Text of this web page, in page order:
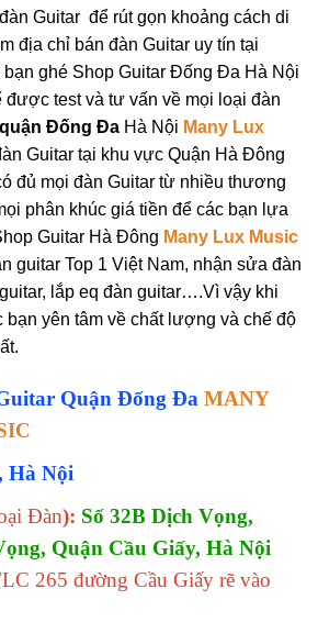
Guitar để rút gọn khoảng cách di
địa chỉ bán đàn Guitar uy tín tại
ghé Shop Guitar Đống Đa Hà Nội
được test và tư vấn về mọi loại đàn
Đống Đa Hà Nội Many Lux
Guitar tại khu vực Quận Hà Đông
đủ mọi đàn Guitar từ nhiều thương
phân khúc giá tiền để các bạn lựa
Guitar Hà Đông Many Lux Music
guitar Top 1 Việt Nam, nhận sửa đàn
lắp eq đàn guitar….Vì vậy khi
bạn yên tâm về chất lượng và chế độ
Quận Đống Đa MANY
Hà Nội
Đàn): Số 32B Dịch Vọng,
Quận Cầu Giấy, Hà Nội
265 đường Cầu Giấy rẽ vào